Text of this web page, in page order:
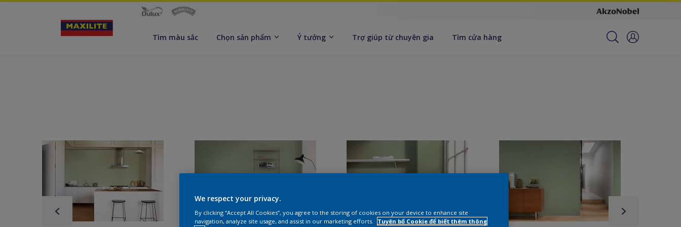
Tìm màu sắc Chọn sản phẩm Ý tưởng Trợ giúp từ chuyên gia Tìm cửa hàng
We respect your privacy.
By clicking “Accept All Cookies”, you agree to the storing of cookies on your device to enhance site
navigation, analyze site usage, and assist in our marketing efforts.
Tuyên bố Cookie để biết thêm thông